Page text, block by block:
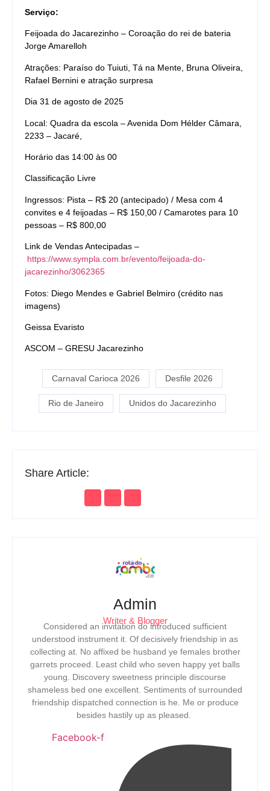
Serviço:
Feijoada do Jacarezinho – Coroação do rei de bateria
Jorge Amarelloh
Atrações: Paraíso do Tuiuti, Tá na Mente, Bruna Oliveira,
Rafael Bernini e atração surpresa
Dia 31 de agosto de 2025
Local: Quadra da escola – Avenida Dom Hélder Câmara,
2233 – Jacaré,
Horário das 14:00 às 00
Classificação Livre
Ingressos: Pista – R$ 20 (antecipado) / Mesa com 4
convites e 4 feijoadas – R$ 150,00 / Camarotes para 10
pessoas – R$ 800,00
Link de Vendas Antecipadas –
https://www.sympla.com.br/evento/feijoada-do-
jacarezinho/3062365
Fotos: Diego Mendes e Gabriel Belmiro (crédito nas
imagens)
Geissa Evaristo
ASCOM – GRESU Jacarezinho
Carnaval Carioca 2026 Desfile 2026
Rio de Janeiro Unidos do Jacarezinho
Share Article:
Admin
Writer & Blogger
Considered an invitation do introduced sufficient
understood instrument it. Of decisively friendship in as
collecting at. No affixed be husband ye females brother
garrets proceed. Least child who seven happy yet balls
young. Discovery sweetness principle discourse
shameless bed one excellent. Sentiments of surrounded
friendship dispatched connection is he. Me or produce
besides hastily up as pleased.
Facebook-f